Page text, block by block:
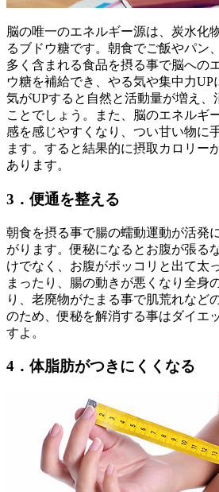
脳の唯一のエネルギー源は、炭水化
るブドウ糖です。朝食でご飯やパン
多く含まれる食品を摂る事で脳への
ウ糖を補給でき、やる気や集中力UP
気がUPすると自然と活動量が増え、
ことでしょう。また、脳のエネルギ
感を感じやすくなり、つい甘い物に
ます。すると結果的に摂取カロリー
あります。
3．便通を整える
朝食を摂る事で腸の蠕動運動が活発
がります。便秘になるとお腹が張る
けでなく、お腹がポッコリと出て太
まったり、腸の動きが悪くなり全身
り、老廃物がたまる事で肌荒れなど
のため、便秘を解消する事はダイエ
すよ。
4．体脂肪がつきにくくなる